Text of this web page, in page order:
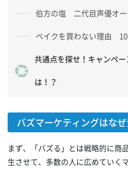
伯方の塩 二代目声優オー
ベイクを買わない理由
共通点を探せ！キャンペ
は！？
バズマーケティングはな
まず、「バズる」とは戦略的に商
生させて、多数の人に広めていく